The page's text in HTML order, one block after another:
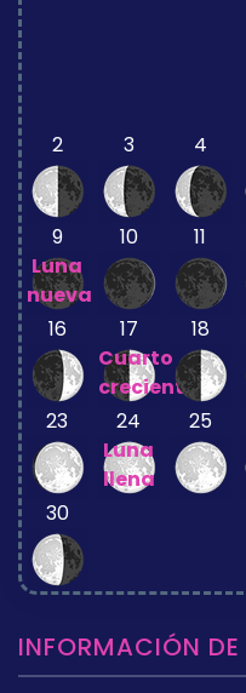
2
3 4
9
Luna
nueva
10 11
16
17
Cuarto
creciente
18
23
24
Luna
llena
25
30
INFORMACIÓN DE